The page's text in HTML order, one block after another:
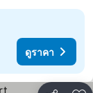
ดูราคา